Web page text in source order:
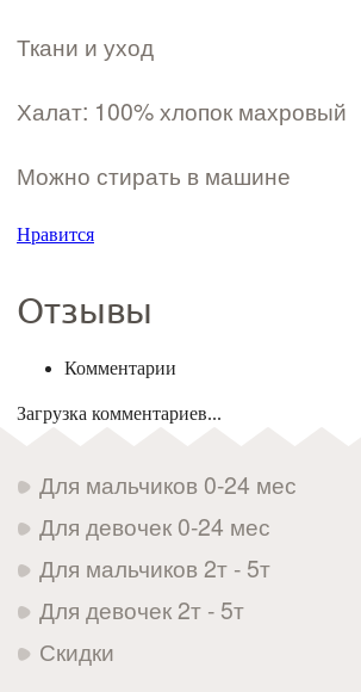
Ткани и уход
Халат: 100% хлопок махровый
Можно стирать в машине
Нравится
Отзывы
Комментарии
Загрузка комментариев...
Для мальчиков 0-24 мес
Для девочек 0-24 мес
Для мальчиков 2т - 5т
Для девочек 2т - 5т
Скидки